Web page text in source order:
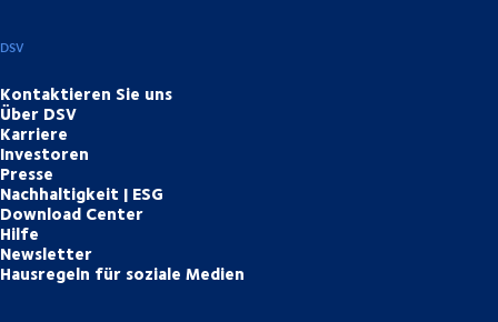
DSV
Kontaktieren Sie uns
Über DSV
Karriere
Investoren
Presse
Nachhaltigkeit | ESG
Download Center
Hilfe
Newsletter
Hausregeln für soziale Medien